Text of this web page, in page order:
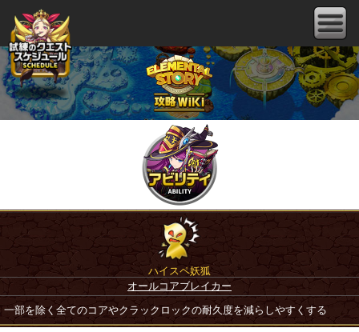
ハイスペ妖狐
オールコアブレイカー
一部を除く全てのコアやクラックロックの耐久度を減らしやすくする